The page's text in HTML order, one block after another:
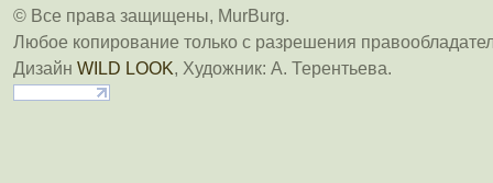
© Все права защищены, MurBurg.
Любое копирование только с разрешения
Дизайн WILD LOOK, Художник: А. Терентьева.